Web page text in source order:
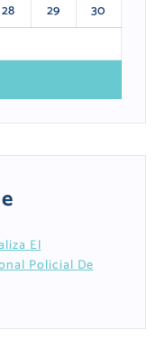
28 29
30
El
Policial De